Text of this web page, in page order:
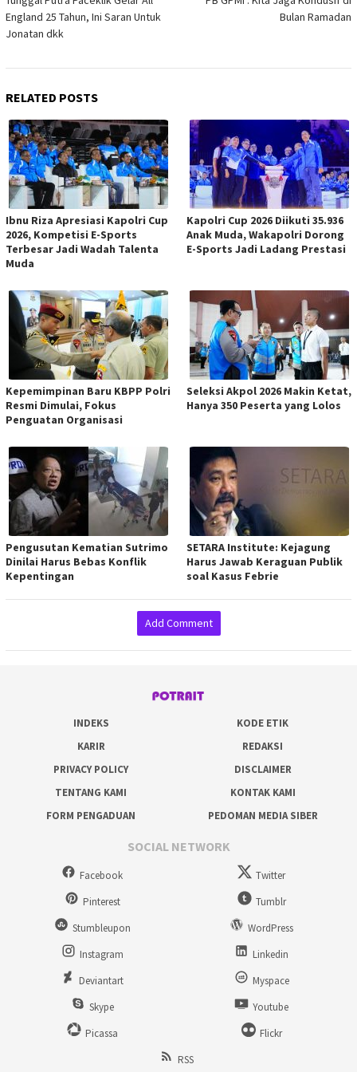
England 25 Tahun, Ini Saran Untuk
Jonatan dkk
Bulan Ramadan
RELATED POSTS
Ibnu Riza Apresiasi Kapolri Cup
2026, Kompetisi E-Sports
Terbesar Jadi Wadah Talenta
Muda
Kapolri Cup 2026 Diikuti 35.936
Anak Muda, Wakapolri Dorong
E-Sports Jadi Ladang Prestasi
Kepemimpinan Baru KBPP Polri
Resmi Dimulai, Fokus
Penguatan Organisasi
Seleksi Akpol 2026 Makin Ketat,
Hanya 350 Peserta yang Lolos
Pengusutan Kematian Sutrimo
Dinilai Harus Bebas Konflik
Kepentingan
SETARA Institute: Kejagung
Harus Jawab Keraguan Publik
soal Kasus Febrie
Add Comment
INDEKS
KODE ETIK
KARIR
REDAKSI
PRIVACY POLICY
DISCLAIMER
TENTANG KAMI
KONTAK KAMI
FORM PENGADUAN
PEDOMAN MEDIA SIBER
SOCIAL NETWORK
Facebook
Twitter
Pinterest
Tumblr
Stumbleupon
WordPress
Instagram
Linkedin
Deviantart
Myspace
Skype
Youtube
Picassa
Flickr
RSS